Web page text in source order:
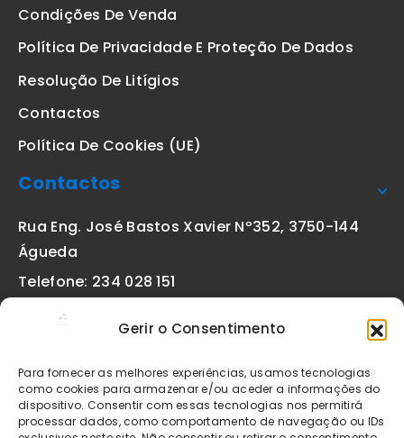
Gerir o Consentimento
Para fornecer as melhores experiências, usamos tecnologias
como cookies para armazenar e/ou aceder a informações do
dispositivo. Consentir com essas tecnologias nos permitirá
processar dados, como comportamento de navegação ou IDs
Condições De Venda
Política De Privacidade E Proteção De Dados
Resolução De Litígios
Contactos
Política De Cookies (UE)
Contactos
Rua Eng. José Bastos Xavier Nº352, 3750-144
Águeda
Telefone: 234 028 151
geral@etiquetas-online.pt
Os preços indicados incluem IVA à taxa legal em vigor. Todos